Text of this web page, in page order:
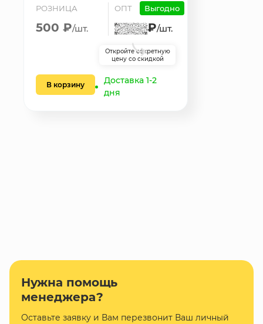
РОЗНИЦА
500 ₽/шт.
ОПТ Выгодно
₽/шт.
Откройте секретную
цену со скидкой
В корзину
Доставка 1-2
дня
Нужна помощь
менеджера?
Оставьте заявку и Вам перезвонит Ваш личный